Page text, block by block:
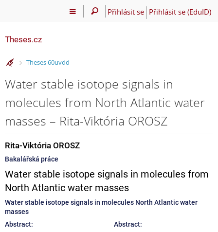
Přihlásit se Přihlásit se (EduID)
Theses.cz
>
Theses 60uvdd
Water stable isotope signals in
molecules from North Atlantic water
masses – Rita-Viktória OROSZ
Rita-Viktória OROSZ
Bakalářská práce
Water stable isotope signals in molecules from
North Atlantic water masses
Water stable isotope signals in molecules North Atlantic water
masses
Abstract:
Abstract: